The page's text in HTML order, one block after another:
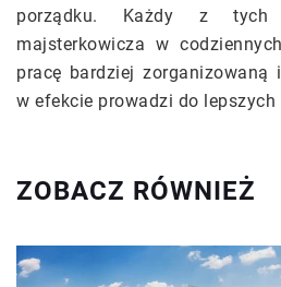
porządku. Każdy z tych
majsterkowicza w
pracę bardziej
w efekcie prowadzi do lepszych
ZOBACZ RÓWNIEŻ